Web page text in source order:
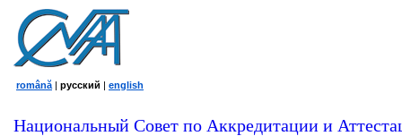
română | русский | english
Национальный Совет по Аккредитации и